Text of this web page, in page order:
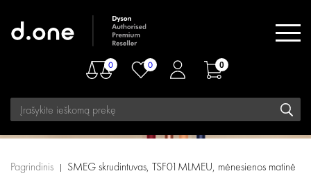
0 0 0
Pagrindinis SMEG skrudintuvas, TSF01MLMEU, mėnesienos matinė